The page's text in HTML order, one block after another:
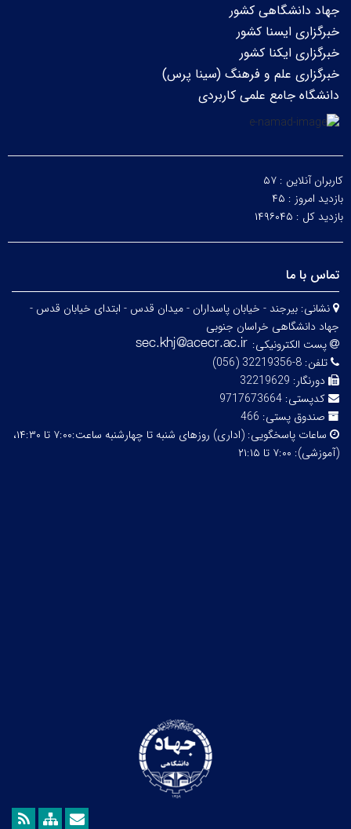
جهاد دانشگاهی کشور
خبرگزاری ایسنا کشور
خبرگزاری ایکنا کشور
خبرگزاری علم و فرهنگ (سینا پرس)
دانشگاه جامع علمی کاربردی
کاربران آنلاین : ۵۷
بازدید امروز : ۴۵
بازدید کل : ۱۴۹۶۰۴۵
تماس با ما
نشانی: بیرجند - خیابان پاسداران - میدان قدس - ابتدای خیابان قدس -
جهاد دانشگاهی خراسان جنوبی
پست الکترونیکی:
تلفن: 8-32219356 (056)
دورنگار: 32219629
کدپستی: 9717673664
صندوق پستی: 466
ساعات پاسخگویی:
(اداری) روزهای شنبه تا چهارشنبه ساعت:۷:۰۰ تا ۱۴:۳۰،
(آموزشی): ۷:۰۰ تا ۲۱:۱۵